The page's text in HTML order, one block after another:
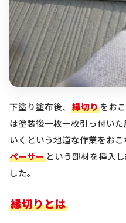
下塗り塗布後、 縁切りをお
は塗装後一枚一枚引っ付い
いくという地道な作業をお
ペーサー という部材を挿入
した。
縁切りとは